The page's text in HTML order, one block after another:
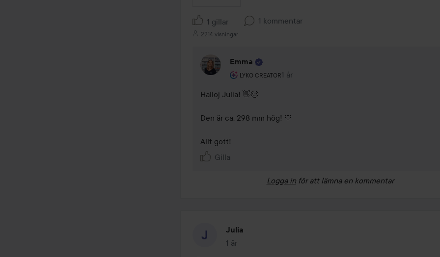
1 gillar 1 kommentar
2214 visningar
Emma
LYKO CREATOR
Användarens roll: Lyko Creator.
1 år
Kommentaren lades 1 år
Halloj Julia! 👋😊
Den är ca. 298 mm hög! 🤍
Allt gott!
Gilla
Logga in för att lämna en kommentar
Julia
1 år
Inlägget skapades 1 år